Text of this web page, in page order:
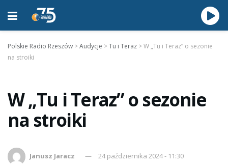
Polskie Radio Rzeszów >Audycje >Tu i Teraz >W „Tu i Teraz” o sezonie
na stroiki
W „Tu i Teraz” o sezonie
na stroiki
Janusz Jaracz
24 października 2024 - 11:30